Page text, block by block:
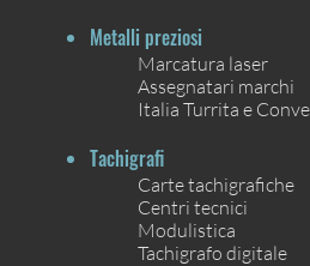
Metalli preziosi
Marcatura laser
Assegnatari marchi
Italia Turrita e
Tachigrafi
Carte tachigrafiche
Centri tecnici
Modulistica
Tachigrafo digitale